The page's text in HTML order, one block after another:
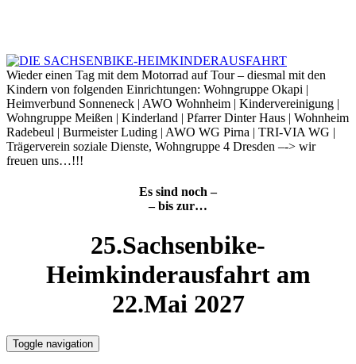
Wieder einen Tag mit dem Motorrad auf Tour – diesmal mit den
Kindern von folgenden Einrichtungen: Wohngruppe Okapi |
Heimverbund Sonneneck | AWO Wohnheim | Kindervereinigung |
Wohngruppe Meißen | Kinderland | Pfarrer Dinter Haus | Wohnheim
Radebeul | Burmeister Luding | AWO WG Pirna | TRI-VIA WG |
Trägerverein soziale Dienste, Wohngruppe 4 Dresden –-> wir
freuen uns…!!!
Es sind noch –
– bis zur…
25.Sachsenbike-
Heimkinderausfahrt am
22.Mai 2027
Toggle navigation